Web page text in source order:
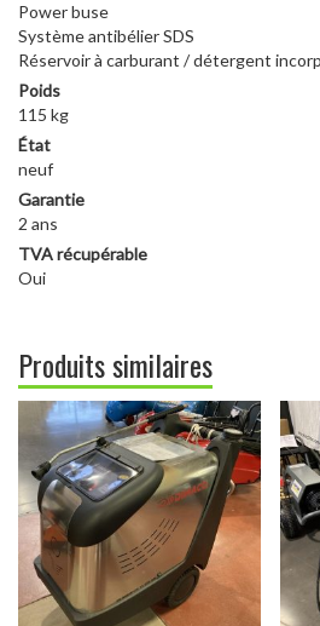
Power buse
Système antibélier SDS
Réservoir à carburant / détergent
Poids
115 kg
État
neuf
Garantie
2 ans
TVA récupérable
Oui
Produits similaires